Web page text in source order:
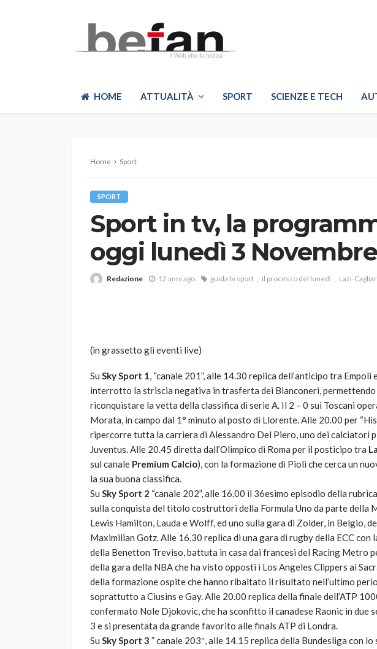
HOME ATTUALITÀ SPORT SCIENZE E TECH
Home Sport
SPORT
Sport in tv, la
oggi lunedì 3 Novembre
Redazione 12 anni ago guida tv sport il processo del lunedì Lazi-
(in grassetto gli eventi live)
Su Sky Sport 1, “canale 201”, alle 14.30 replica dell’anticipo tra Empoli
interrotto la striscia negativa in trasferta dei Bianconeri, permettendo
riconquistare la vetta della classifica di serie A. Il 2 – 0 sui Toscani
Morata, in campo dal 1° minuto al posto di Llorente. Alle 20.00 per
ripercorre tutta la carriera di Alessandro Del Piero, uno dei calciatori
Juventus. Alle 20.45 diretta dall’Olimpico di Roma per il posticipo tra
sul canale Premium Calcio), con la formazione di Pioli che cerca un
la sua buona classifica.
Su Sky Sport 2 “canale 202”, alle 16.00 il 36esimo episodio della
sulla conquista del titolo costruttori della Formula Uno da parte della
Lewis Hamilton, Lauda e Wolff, ed uno sulla gara di Zolder, in Belgio,
Maximilian Gotz. Alle 16.30 replica di una gara di rugby della ECC
della Benetton Treviso, battuta in casa dai francesi del Racing Metro
della gara della NBA che ha visto opposti i Los Angeles Clippers ai
della formazione ospite che hanno ribaltato il risultato nell’ultimo
soprattutto a Ciusins e Gay. Alle 20.00 replica della finale dell’ATP
confermato Nole Djokovic, che ha sconfitto il canadese Raonic in due
3 e si presentata da grande favorito alle finals ATP di Londra.
Su Sky Sport 3 ” canale 203″, alle 14.15 replica della Bundesliga con
Robot tagliaerba: quale
scegliere per il tuo prato
god 1 anno ago 784